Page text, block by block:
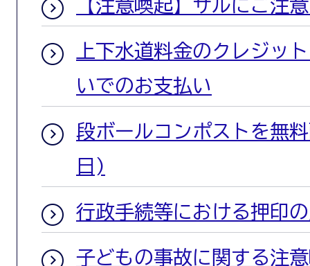
【注意喚起】サルにご注
上下水道料金のクレジッ
いでのお支払い
段ボールコンポストを無
日)
行政手続等における押印
子どもの事故に関する注